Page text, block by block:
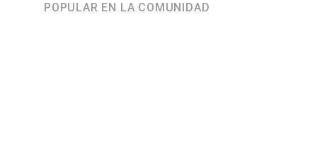
POPULAR EN LA COMUNIDAD